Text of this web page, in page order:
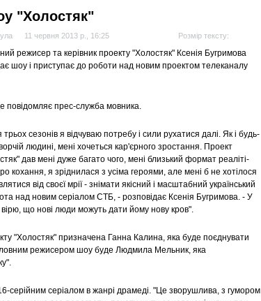
"Холостяк"
Розмір тексту:
11 червня 2013 р., 16:25
режисер та керівник проекту "Холостяк" Ксенія Бугримова
шоу і приступає до роботи над новим проектом телеканалу
повідомляє прес-служба мовника.
трьох сезонів я відчуваю потребу і сили рухатися далі. Як і будь-
людині, мені хочеться кар'єрного зростання. Проект
дав мені дуже багато чого, мені близький формат реаліті-
кохання, я зріднилася з усіма героями, але мені б не хотілося
від своєї мрії - знімати якісний і масштабний український
над новим серіалом СТБ, - розповідає Ксенія Бугримова. - У
вірю, що нові люди можуть дати йому нову кров".
"Холостяк" призначена Ганна Калина, яка буде поєднувати
режисером шоу буде Людмила Мельник, яка
серійним серіалом в жанрі драмеді. "Це зворушлива, з гумором